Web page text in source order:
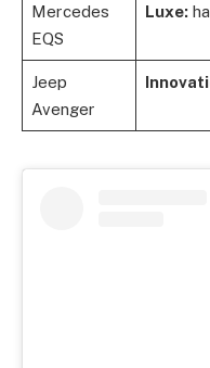
Mercedes
EQS
Luxe:
Jeep
Avenger